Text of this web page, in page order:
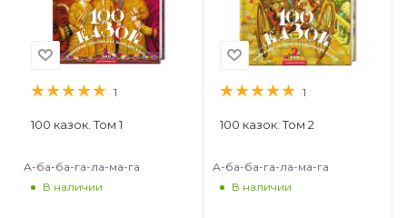
1
100 казок. Том 1
А-ба-ба-га-ла-ма-га
В наличии
1
100 казок. Том 2
А-ба-ба-га-ла-ма-га
В наличии